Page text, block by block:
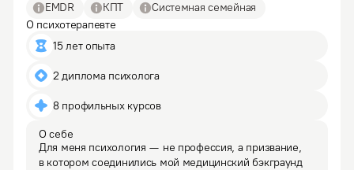
EMDR
КПТ
Системная семейная
О психотерапевте
15 лет опыта
2 диплома психолога
8 профильных курсов
О себе
Для меня психология — не профессия, а призвание,
в котором соединились мой медицинский бэкграунд